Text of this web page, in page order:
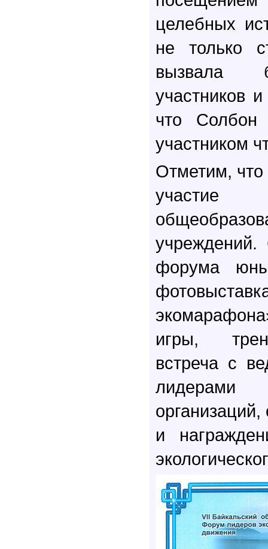
целебных
не только
вызвала
участников
что
участником
Отметим,
учреждений.
форума
игры,
встреча с
лидерами
и